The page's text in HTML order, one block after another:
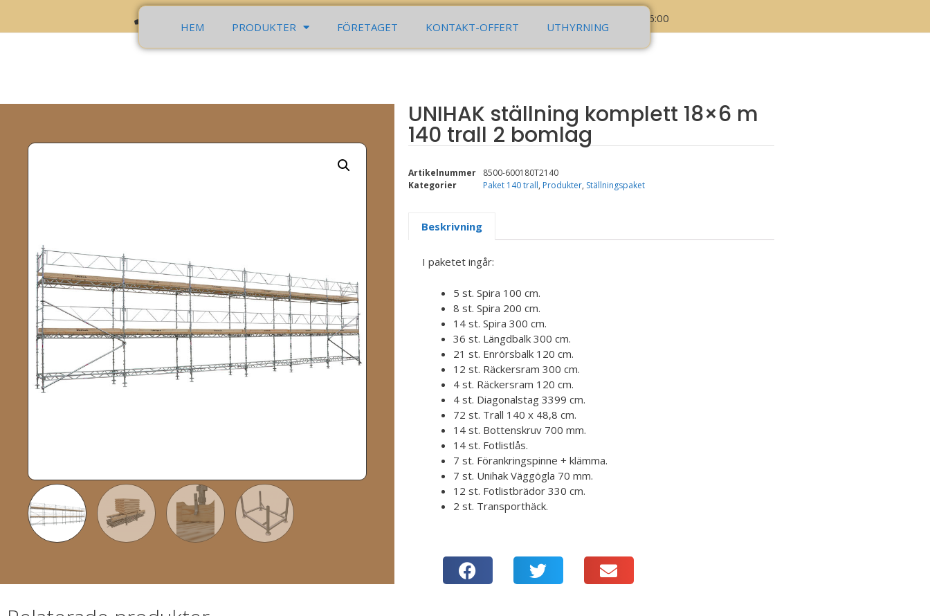
Mån - Fre 7:00 - 16:00
HEM PRODUKTER FÖRETAGET KONTAKT-OFFERT UTHYRNING
UNIHAK ställning komplett 18×6 m
140 trall 2 bomlag
Artikelnummer
8500-600180T2140
Kategorier
Paket 140 trall, Produkter, Ställningspaket
Beskrivning
I paketet ingår:
5 st. Spira 100 cm.
8 st. Spira 200 cm.
14 st. Spira 300 cm.
36 st. Längdbalk 300 cm.
21 st. Enrörsbalk 120 cm.
12 st. Räckersram 300 cm.
4 st. Räckersram 120 cm.
4 st. Diagonalstag 3399 cm.
72 st. Trall 140 x 48,8 cm.
14 st. Bottenskruv 700 mm.
14 st. Fotlistlås.
7 st. Förankringspinne + klämma.
7 st. Unihak Väggögla 70 mm.
12 st. Fotlistbrädor 330 cm.
2 st. Transporthäck.